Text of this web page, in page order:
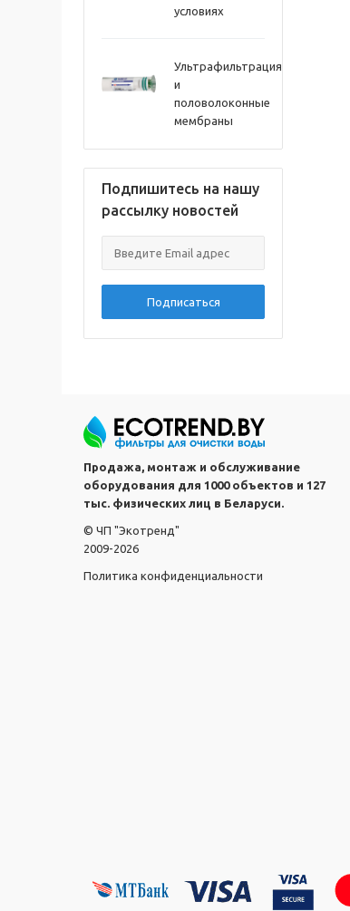
условиях
Ультрафильтрация
и
половолоконные
мембраны
Подпишитесь на нашу
рассылку новостей
Подписаться
Продажа, монтаж и обслуживание
оборудования для 1000 объектов и 127
тыс. физических лиц в Беларуси.
© ЧП "Экотренд"
2009-2026
Политика конфиденциальности